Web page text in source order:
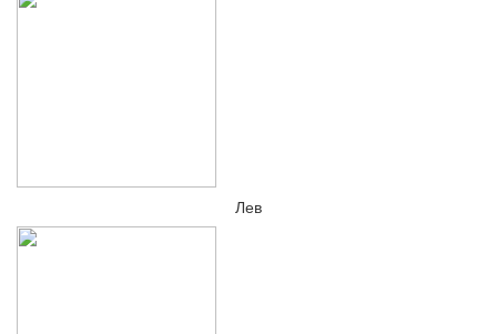
Лев